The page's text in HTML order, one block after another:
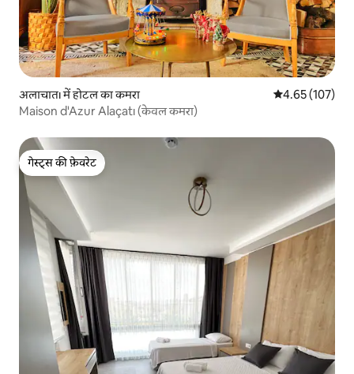
अलाचातı में होटल का कमरा औसत रेटिंग 5 में से
4.65 (107)
Maison d'Azur Alaçatı (केवल कमरा)
गेस्ट्स की फ़ेवरेट
गेस्ट्स की फ़ेवरेट